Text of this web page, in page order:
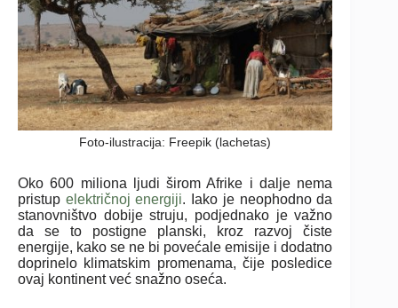
Foto-ilustracija: Freepik (lachetas)
Oko 600 miliona ljudi širom Afrike i dalje nema
pristup električnoj energiji. Iako je neophodno da
stanovništvo dobije struju, podjednako je važno
da se to postigne planski, kroz razvoj čiste
energije, kako se ne bi povećale emisije i dodatno
doprinelo klimatskim promenama, čije posledice
ovaj kontinent već snažno oseća.